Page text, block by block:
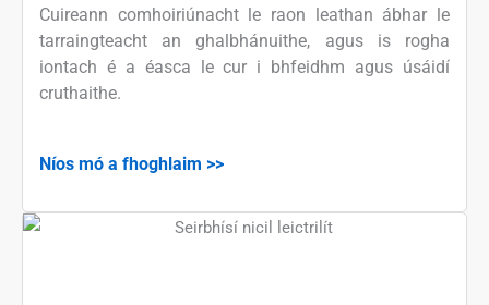
Cuireann comhoiriúnacht le raon leathan ábhar le
tarraingteacht an ghalbhánuithe, agus is rogha
iontach é a éasca le cur i bhfeidhm agus úsáidí
cruthaithe.
Níos mó a fhoghlaim >>